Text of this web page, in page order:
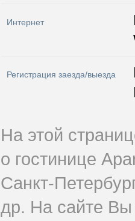
Интернет
Регистрация заезда/выезда
На этой
о гостинице
Санкт-
др. На сайте Вы